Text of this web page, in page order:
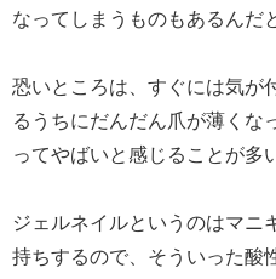
なってしまうものもあるんだ
恐いところは、すぐには気が
るうちにだんだん爪が薄くな
ってやばいと感じることが多
ジェルネイルというのはマニ
持ちするので、そういった酸